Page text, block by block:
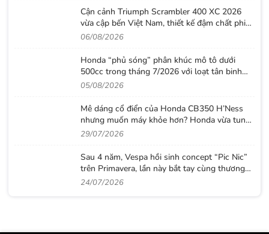
Cận cảnh Triumph Scrambler 400 XC 2026
vừa cập bến Việt Nam, thiết kế đậm chất phiêu
lưu cùng mức giá dễ tiếp cận
06/08/2026
Honda “phủ sóng” phân khúc mô tô dưới
500cc trong tháng 7/2026 với loạt tân binh
đáng chú ý
05/08/2026
Mê dáng cổ điển của Honda CB350 H’Ness
nhưng muốn máy khỏe hơn? Honda vừa tung
ra lời giải với CB500 mới
29/07/2026
Sau 4 năm, Vespa hồi sinh concept “Pic Nic”
trên Primavera, lần này bắt tay cùng thương
hiệu thời trang Gigi
24/07/2026